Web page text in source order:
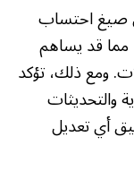
صيغ احتساب
مما قد يساهم
ومع ذلك، تؤكد
والتحديثات
أي تعديل